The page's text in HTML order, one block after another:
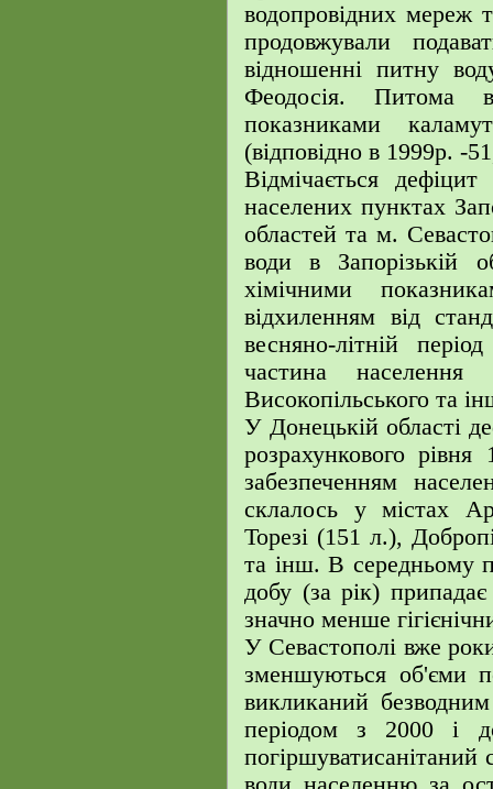
водопровідних
продовжували
відношенні питну
Феодосія. Питома
показниками
(відповідно в 1999р. -
Відмічається
населених пунктах
областей та м.
води в Запорізькій
хімічними
відхиленням від
весняно-літній
частина населення
Високопільського та
У Донецькій області
розрахункового
забезпеченням
склалось у містах
Торезі (151 л.),
та інш. В середньому
добу (за рік)
значно менше
У Севастополі вже
зменшуються об'єми
викликаний
періодом з 2000 і